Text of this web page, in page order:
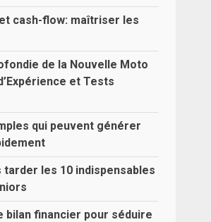
cash-flow: maîtriser les
de la Nouvelle Moto
et Tests
qui peuvent générer
tarder les 10 indispensables
bilan financier pour séduire